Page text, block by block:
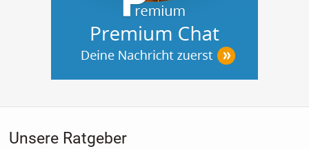
Unsere Ratgeber